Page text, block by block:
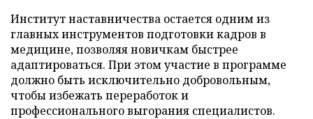
Институт наставничества остается одним из
главных инструментов подготовки кадров в
медицине, позволяя новичкам быстрее
адаптироваться. При этом участие в программе
должно быть исключительно добровольным,
чтобы избежать переработок и
профессионального выгорания специалистов.